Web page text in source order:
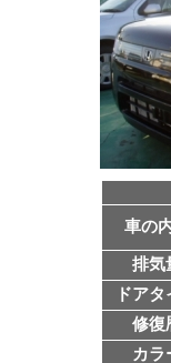
車の
排気
ドア
修復
カラ